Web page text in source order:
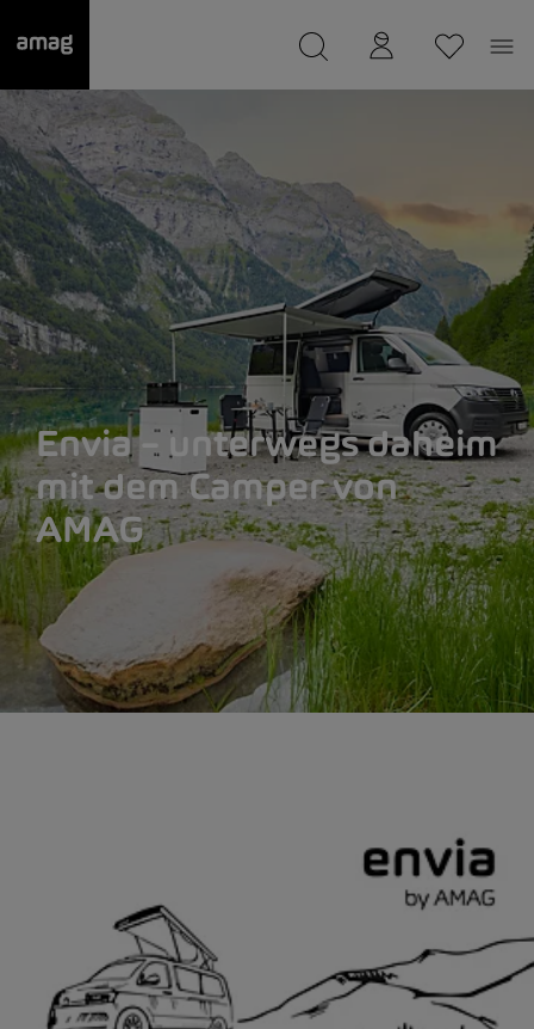
wurde als Ihre Garage gespeichert.
Envia – unterwegs daheim
mit dem Camper von
AMAG